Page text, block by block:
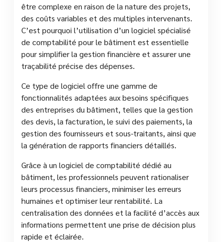
être complexe en raison de la nature des projets,
des coûts variables et des multiples intervenants.
C’est pourquoi l’utilisation d’un logiciel spécialisé
de comptabilité pour le bâtiment est essentielle
pour simplifier la gestion financière et assurer une
traçabilité précise des dépenses.
Ce type de logiciel offre une gamme de
fonctionnalités adaptées aux besoins spécifiques
des entreprises du bâtiment, telles que la gestion
des devis, la facturation, le suivi des paiements, la
gestion des fournisseurs et sous-traitants, ainsi que
la génération de rapports financiers détaillés.
Grâce à un logiciel de comptabilité dédié au
bâtiment, les professionnels peuvent rationaliser
leurs processus financiers, minimiser les erreurs
humaines et optimiser leur rentabilité. La
centralisation des données et la facilité d’accès aux
informations permettent une prise de décision plus
rapide et éclairée.